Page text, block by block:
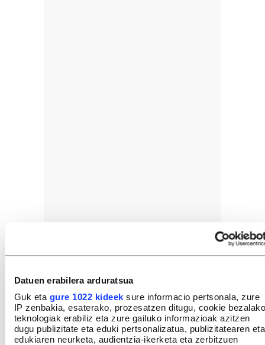
Datuen erabilera arduratsua
Guk eta gure 1022 kideek sure informacio pertsonala, zure
IP zenbakia, esaterako, prozesatzen ditugu, cookie bezalako
teknologiak erabiliz eta zure gailuko informazioak azitzen
dugu publizitate eta eduki pertsonalizatua, publizitatearen eta
edukiaren neurketa, audientzia-ikerketa eta zerbitzuen
ZIFRAK
%11,3